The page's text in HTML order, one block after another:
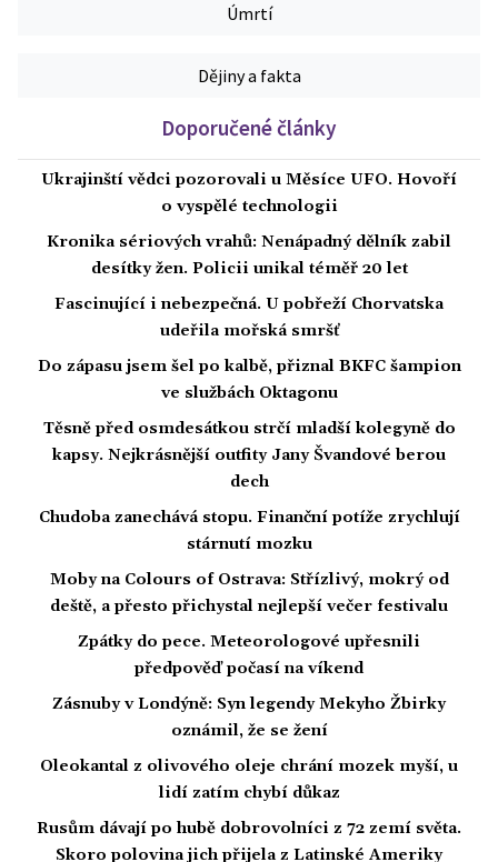
Úmrtí
Dějiny a fakta
Doporučené články
Ukrajinští vědci pozorovali u Měsíce UFO. Hovoří
o vyspělé technologii
Kronika sériových vrahů: Nenápadný dělník zabil
desítky žen. Policii unikal téměř 20 let
Fascinující i nebezpečná. U pobřeží Chorvatska
udeřila mořská smršť
Do zápasu jsem šel po kalbě, přiznal BKFC šampion
ve službách Oktagonu
Těsně před osmdesátkou strčí mladší kolegyně do
kapsy. Nejkrásnější outfity Jany Švandové berou
dech
Chudoba zanechává stopu. Finanční potíže zrychlují
stárnutí mozku
Moby na Colours of Ostrava: Střízlivý, mokrý od
deště, a přesto přichystal nejlepší večer festivalu
Zpátky do pece. Meteorologové upřesnili
předpověď počasí na víkend
Zásnuby v Londýně: Syn legendy Mekyho Žbirky
oznámil, že se žení
Oleokantal z olivového oleje chrání mozek myší, u
lidí zatím chybí důkaz
Rusům dávají po hubě dobrovolníci z 72 zemí světa.
Skoro polovina jich přijela z Latinské Ameriky